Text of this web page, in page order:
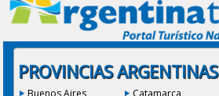
PROVINCIAS ARGENTINAS
Buenos Aires Catamarca